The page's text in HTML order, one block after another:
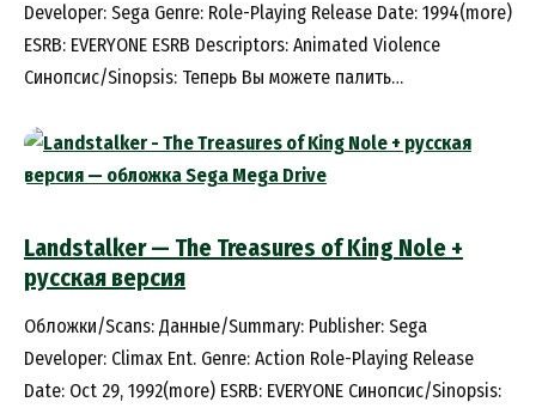
Developer: Sega Genre: Role-Playing Release Date: 1994(more)
ESRB: EVERYONE ESRB Descriptors: Animated Violence
Синопсис/Sinopsis: Теперь Вы можете палить…
Landstalker — The Treasures of King Nole +
русская версия
Обложки/Scans: Данные/Summary: Publisher: Sega
Developer: Climax Ent. Genre: Action Role-Playing Release
Date: Oct 29, 1992(more) ESRB: EVERYONE Синопсис/Sinopsis: